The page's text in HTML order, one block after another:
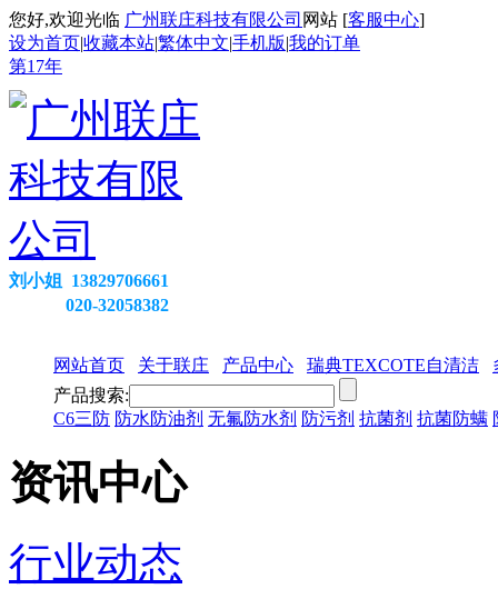
您好,欢迎光临 广州联庄科技有限公司 网站 [客服中心]
设为首页|收藏本站|繁体中文|手机版|我的订单
第17年
刘小姐 13829706661
020-32058382
网站首页 关于联庄 产品中心 瑞典TEXCOTE自清洁
产品搜索:
C6三防 防水防油剂 无氟防水剂 防污剂 抗菌剂 抗菌防螨
资讯中心
行业动态